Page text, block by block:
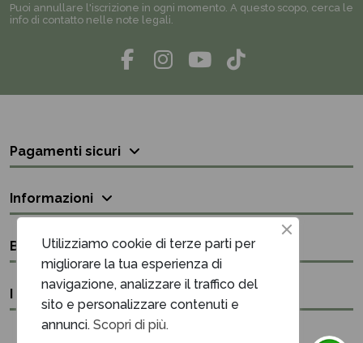
Puoi annullare l'iscrizione in ogni momento. A questo scopo, cerca le
info di contatto nelle note legali.
Pagamenti sicuri
Informazioni
Bisogno di aiuto?
I nostri contatti
Utilizziamo cookie di terze parti per
migliorare la tua esperienza di
navigazione, analizzare il traffico del
sito e personalizzare contenuti e
annunci. Scopri di più.